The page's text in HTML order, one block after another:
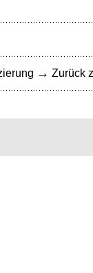
→ Zurück